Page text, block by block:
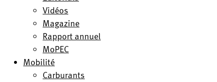
Vidéos
Magazine
Rapport annuel
MoPEC
Mobilité
Carburants